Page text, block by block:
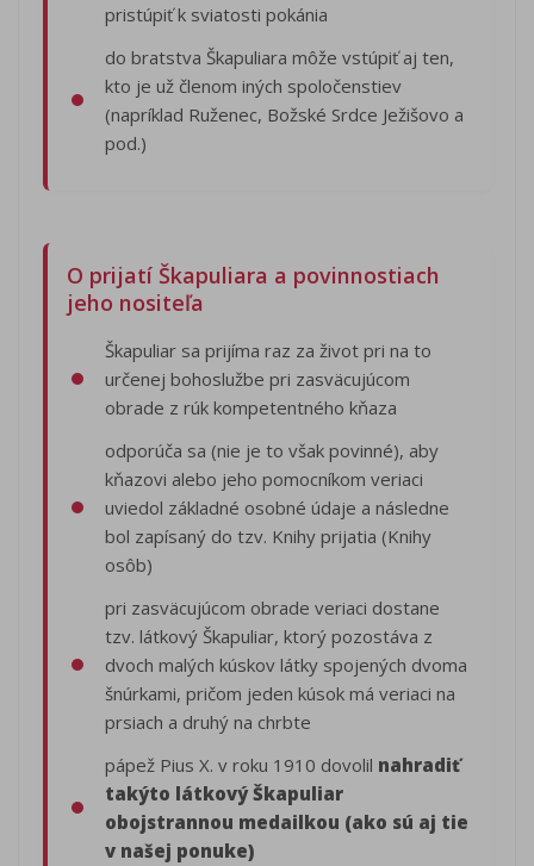
pristúpiť k sviatosti pokánia
do bratstva Škapuliara môže vstúpiť aj ten,
kto je už členom iných spoločenstiev
(napríklad Ruženec, Božské Srdce Ježišovo a
pod.)
O prijatí Škapuliara a povinnostiach
jeho nositeľa
Škapuliar sa prijíma raz za život pri na to
určenej bohoslužbe pri zasväcujúcom
obrade z rúk kompetentného kňaza
odporúča sa (nie je to však povinné), aby
kňazovi alebo jeho pomocníkom veriaci
uviedol základné osobné údaje a následne
bol zapísaný do tzv. Knihy prijatia (Knihy
osôb)
pri zasväcujúcom obrade veriaci dostane
tzv. látkový Škapuliar, ktorý pozostáva z
dvoch malých kúskov látky spojených dvoma
šnúrkami, pričom jeden kúsok má veriaci na
prsiach a druhý na chrbte
pápež Pius X. v roku 1910 dovolil nahradiť
takýto látkový Škapuliar
obojstrannou medailkou (ako sú aj tie
v našej ponuke)